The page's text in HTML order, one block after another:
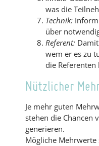
was die
Technik:
über
Referent:
wem er es zu
die
Nützlicher
Je mehr guten
stehen die Chancen
generieren.
Mögliche Mehrwerte